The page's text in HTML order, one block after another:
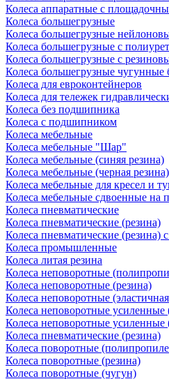
Колеса аппаратные с
Колеса большегрузные
Колеса большегрузные
Колеса большегрузные с
Колеса большегрузные с
Колеса большегрузные чугунные
Колеса для евроконтейнеров
Колеса для тележек
Колеса без подшипника
Колеса с подшипником
Колеса мебельные
Колеса мебельные "Шар"
Колеса мебельные (синяя резина)
Колеса мебельные (черная резина)
Колеса мебельные для кресел и
Колеса мебельные сдвоенные на
Колеса пневматические
Колеса пневматические (резина)
Колеса пневматические (резина)
Колеса промышленные
Колеса литая резина
Колеса неповоротные
Колеса неповоротные (резина)
Колеса неповоротные
Колеса неповоротные усиленные
Колеса неповоротные усиленные
Колеса пневматические (резина)
Колеса поворотные
Колеса поворотные (резина)
Колеса поворотные (чугун)